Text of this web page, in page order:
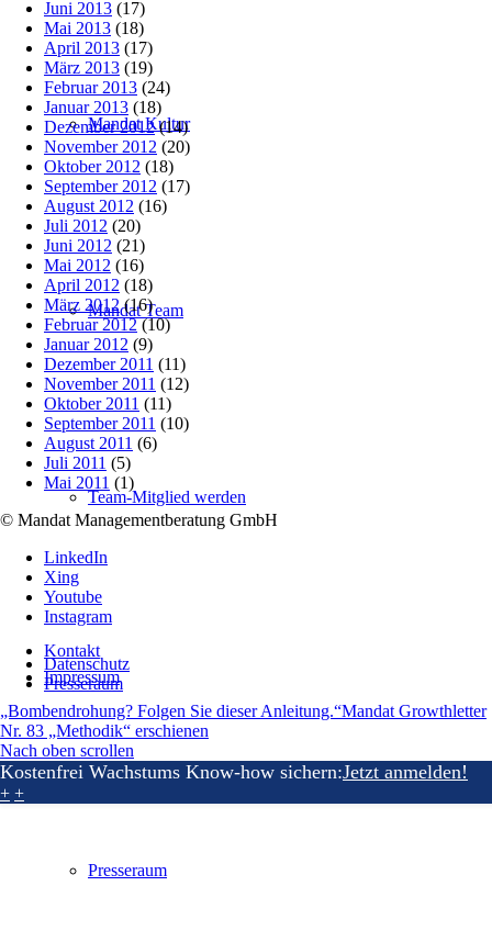
Mandat Kultur
Mandat Team
Team-Mitglied werden
Presseraum
Presseraum
Juni 2013 (17)
Mai 2013 (18)
April 2013 (17)
März 2013 (19)
Februar 2013 (24)
Januar 2013 (18)
Dezember 2012(14)
November 2012 (20)
Oktober 2012 (18)
September 2012 (17)
August 2012 (16)
Juli 2012 (20)
Juni 2012 (21)
Mai 2012 (16)
April 2012 (18)
März 2012(16)
Februar 2012(10)
Januar 2012 (9)
Dezember 2011 (11)
November 2011 (12)
Oktober 2011 (11)
September 2011 (10)
August 2011 (6)
Juli 2011 (5)
Mai 2011 (1)
© Mandat Managementberatung GmbH
LinkedIn
Xing
Youtube
Instagram
Kontakt
Datenschutz
Impressum
„Bombendrohung? Folgen Sie dieser Anleitung.“Mandat Growthletter
Nr. 83 „Methodik“ erschienen
Nach oben scrollen
Kostenfrei Wachstums Know-how sichern:Jetzt anmelden!
+ +